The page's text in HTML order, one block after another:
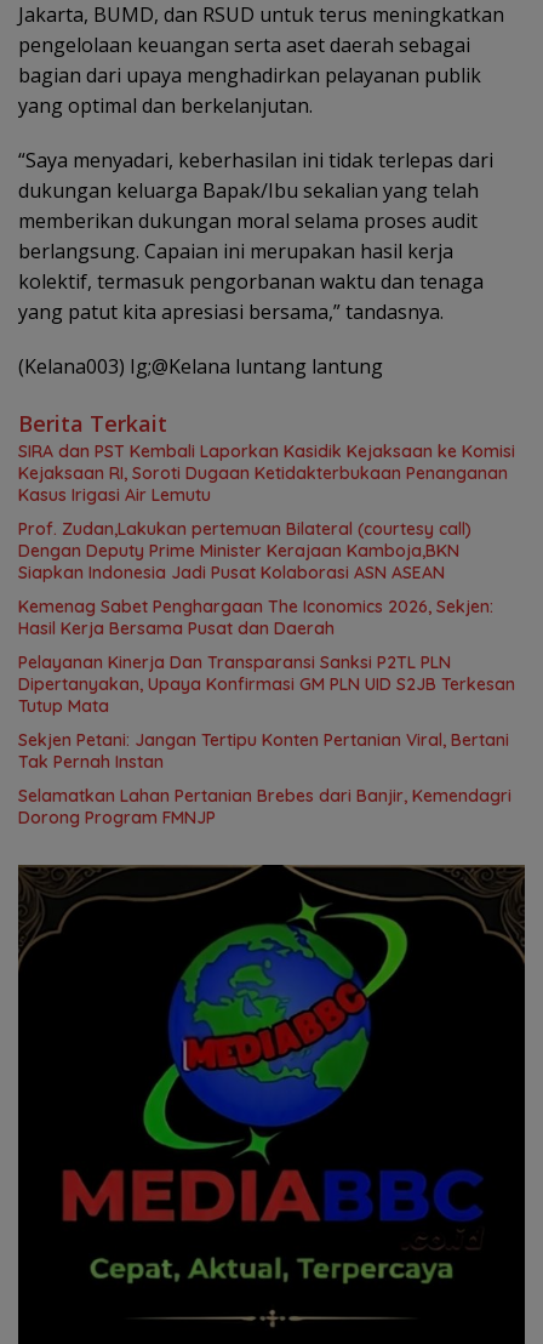
Jakarta, BUMD, dan RSUD untuk terus meningkatkan
pengelolaan keuangan serta aset daerah sebagai
bagian dari upaya menghadirkan pelayanan publik
yang optimal dan berkelanjutan.
“Saya menyadari, keberhasilan ini tidak terlepas dari
dukungan keluarga Bapak/Ibu sekalian yang telah
memberikan dukungan moral selama proses audit
berlangsung. Capaian ini merupakan hasil kerja
kolektif, termasuk pengorbanan waktu dan tenaga
yang patut kita apresiasi bersama,” tandasnya.
(Kelana003) Ig;@Kelana luntang lantung
Berita Terkait
SIRA dan PST Kembali Laporkan Kasidik Kejaksaan ke Komisi
Kejaksaan RI, Soroti Dugaan Ketidakterbukaan Penanganan
Kasus Irigasi Air Lemutu
Prof. Zudan,Lakukan pertemuan Bilateral (courtesy call)
Dengan Deputy Prime Minister Kerajaan Kamboja,BKN
Siapkan Indonesia Jadi Pusat Kolaborasi ASN ASEAN
Kemenag Sabet Penghargaan The Iconomics 2026, Sekjen:
Hasil Kerja Bersama Pusat dan Daerah
Pelayanan Kinerja Dan Transparansi Sanksi P2TL PLN
Dipertanyakan, Upaya Konfirmasi GM PLN UID S2JB Terkesan
Tutup Mata
Sekjen Petani: Jangan Tertipu Konten Pertanian Viral, Bertani
Tak Pernah Instan
Selamatkan Lahan Pertanian Brebes dari Banjir, Kemendagri
Dorong Program FMNJP